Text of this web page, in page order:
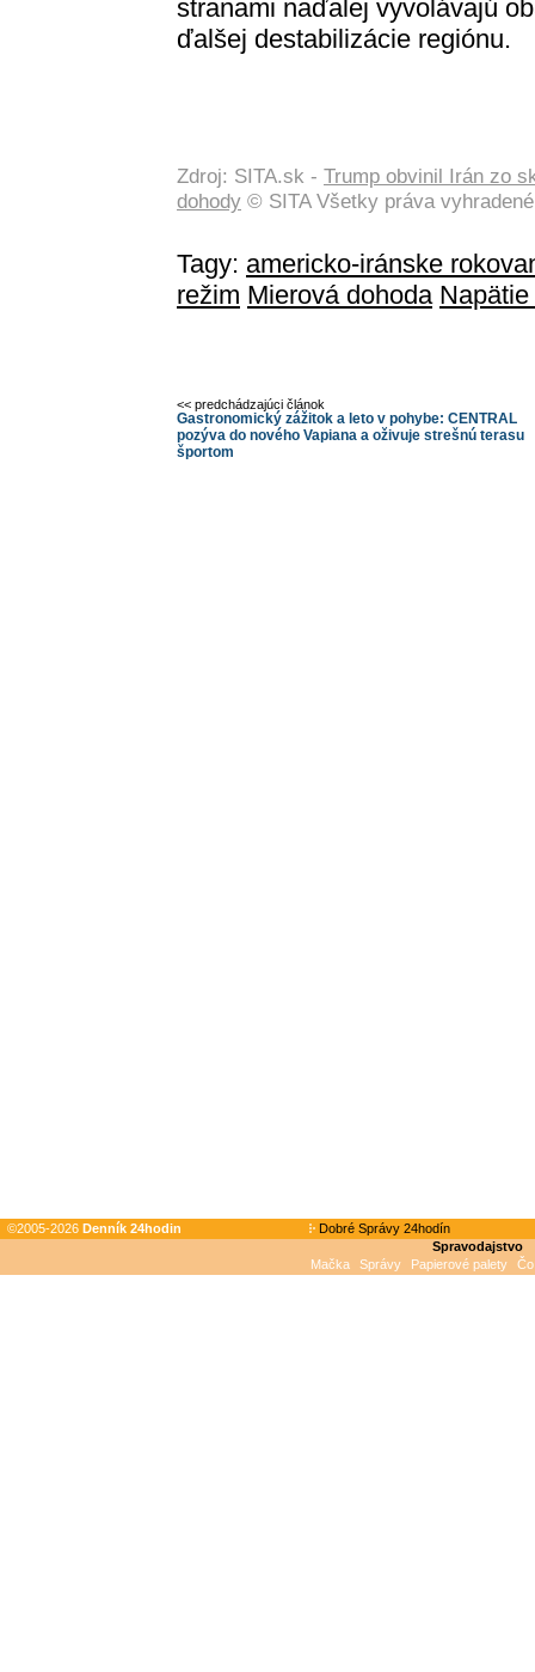
stranami naďalej vyvolávajú
ďalšej destabilizácie regiónu.
Zdroj: SITA.sk - Trump obvinil Irán zo
dohody © SITA Všetky práva
Tagy: americko-iránske
režim Mierová dohoda
<< predchádzajúci článok
Gastronomický zážitok a leto v pohybe: CENTRAL
pozýva do nového Vapiana a oživuje strešnú terasu
športom
©2005-2026 Denník 24hodin
Dobré Správy 24hodín
Spravodajstvo
Mačka
Správy Papierové palety